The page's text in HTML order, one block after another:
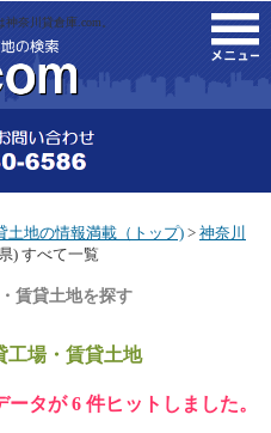
奈川貸倉庫.com。
土地の情報満載（トップ) > 神奈川
) すべて一覧
賃貸土地を探す
工場・賃貸土地
タが 6 件ヒットしました。